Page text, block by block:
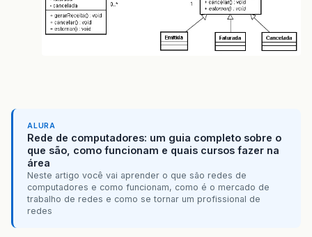
ALURA
Rede de computadores: um guia completo sobre o
que são, como funcionam e quais cursos fazer na
área
Neste artigo você vai aprender o que são redes de
computadores e como funcionam, como é o mercado de
trabalho de redes e como se tornar um profissional de
redes